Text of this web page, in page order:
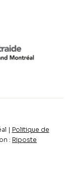
| Politique de
: Riposte